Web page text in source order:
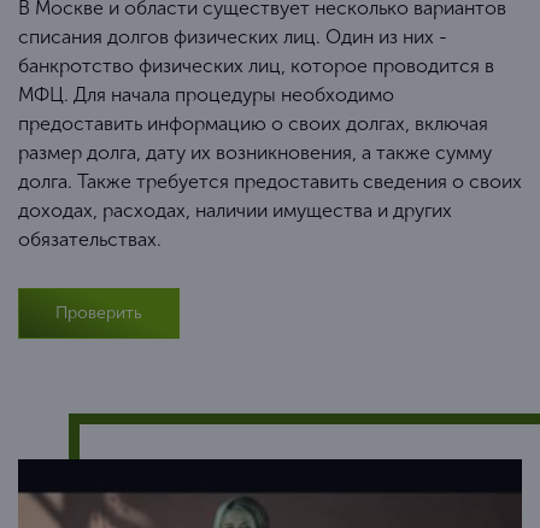
В Москве и области существует несколько вариантов
списания долгов физических лиц. Один из них -
банкротство физических лиц, которое проводится в
МФЦ. Для начала процедуры необходимо
предоставить информацию о своих долгах, включая
размер долга, дату их возникновения, а также сумму
долга. Также требуется предоставить сведения о своих
доходах, расходах, наличии имущества и других
обязательствах.
Проверить